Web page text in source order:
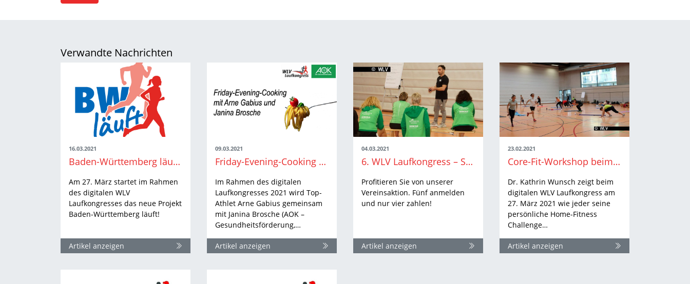
Verwandte Nachrichten
16.03.2021
Baden-Württemberg läuft – Auftakt beim digitalen WLV Laufkongress 2021
Am 27. März startet im Rahmen
des digitalen WLV
Laufkongresses das neue Projekt
Baden-Württemberg läuft!
Artikel anzeigen
09.03.2021
Friday-Evening-Cooking beim digitalen WLV Laufkongress
Im Rahmen des digitalen
Laufkongresses 2021 wird Top-
Athlet Arne Gabius gemeinsam
mit Janina Brosche (AOK –
Gesundheitsförderung,…
Artikel anzeigen
04.03.2021
6. WLV Laufkongress – Sonderaktion für Vereine
Profitieren Sie von unserer
Vereinsaktion. Fünf anmelden
und nur vier zahlen!
Artikel anzeigen
23.02.2021
Core-Fit-Workshop beim digitalen WLV Laufkongress 2021
Dr. Kathrin Wunsch zeigt beim
digitalen WLV Laufkongress am
27. März 2021 wie jeder seine
persönliche Home-Fitness
Challenge…
Artikel anzeigen